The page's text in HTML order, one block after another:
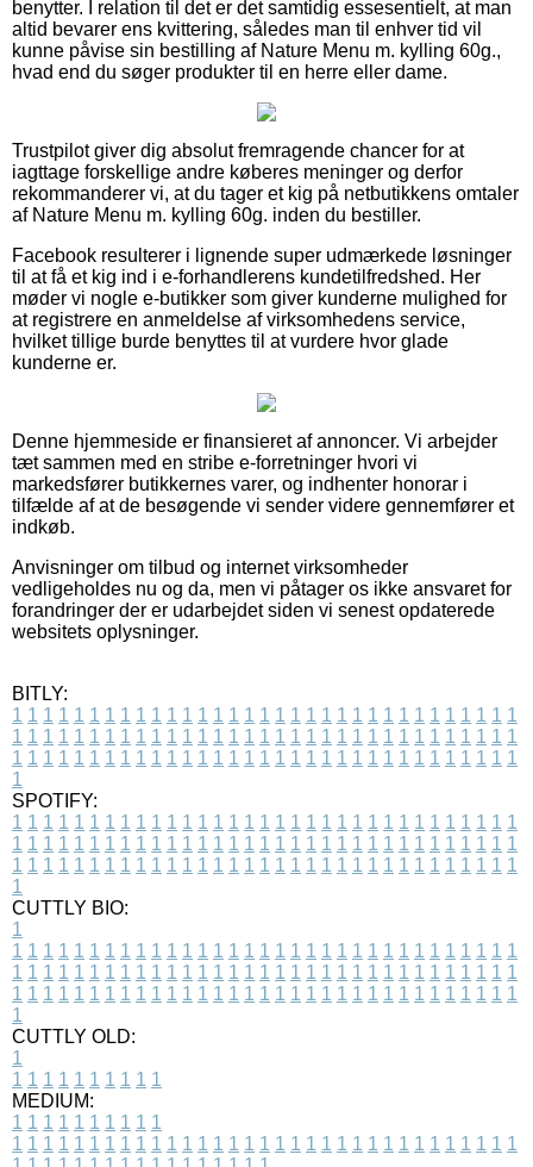
benytter. I relation til det er det samtidig essesentielt, at man
altid bevarer ens kvittering, således man til enhver tid vil
kunne påvise sin bestilling af Nature Menu m. kylling 60g.,
hvad end du søger produkter til en herre eller dame.
Trustpilot giver dig absolut fremragende chancer for at
iagttage forskellige andre køberes meninger og derfor
rekommanderer vi, at du tager et kig på netbutikkens omtaler
af Nature Menu m. kylling 60g. inden du bestiller.
Facebook resulterer i lignende super udmærkede løsninger
til at få et kig ind i e-forhandlerens kundetilfredshed. Her
møder vi nogle e-butikker som giver kunderne mulighed for
at registrere en anmeldelse af virksomhedens service,
hvilket tillige burde benyttes til at vurdere hvor glade
kunderne er.
Denne hjemmeside er finansieret af annoncer. Vi arbejder
tæt sammen med en stribe e-forretninger hvori vi
markedsfører butikkernes varer, og indhenter honorar i
tilfælde af at de besøgende vi sender videre gennemfører et
indkøb.
Anvisninger om tilbud og internet virksomheder
vedligeholdes nu og da, men vi påtager os ikke ansvaret for
forandringer der er udarbejdet siden vi senest opdaterede
websitets oplysninger.
BITLY:
1 1 1 1 1 1 1 1 1 1 1 1 1 1 1 1 1 1 1 1 1 1 1 1 1 1 1 1 1 1 1 1 1
1 1 1 1 1 1 1 1 1 1 1 1 1 1 1 1 1 1 1 1 1 1 1 1 1 1 1 1 1 1 1 1 1
1 1 1 1 1 1 1 1 1 1 1 1 1 1 1 1 1 1 1 1 1 1 1 1 1 1 1 1 1 1 1 1 1
1
SPOTIFY:
1 1 1 1 1 1 1 1 1 1 1 1 1 1 1 1 1 1 1 1 1 1 1 1 1 1 1 1 1 1 1 1 1
1 1 1 1 1 1 1 1 1 1 1 1 1 1 1 1 1 1 1 1 1 1 1 1 1 1 1 1 1 1 1 1 1
1 1 1 1 1 1 1 1 1 1 1 1 1 1 1 1 1 1 1 1 1 1 1 1 1 1 1 1 1 1 1 1 1
1
CUTTLY BIO:
1
1 1 1 1 1 1 1 1 1 1 1 1 1 1 1 1 1 1 1 1 1 1 1 1 1 1 1 1 1 1 1 1 1
1 1 1 1 1 1 1 1 1 1 1 1 1 1 1 1 1 1 1 1 1 1 1 1 1 1 1 1 1 1 1 1 1
1 1 1 1 1 1 1 1 1 1 1 1 1 1 1 1 1 1 1 1 1 1 1 1 1 1 1 1 1 1 1 1 1
1
CUTTLY OLD:
1
1 1 1 1 1 1 1 1 1 1
MEDIUM:
1 1 1 1 1 1 1 1 1 1
1 1 1 1 1 1 1 1 1 1 1 1 1 1 1 1 1 1 1 1 1 1 1 1 1 1 1 1 1 1 1 1 1